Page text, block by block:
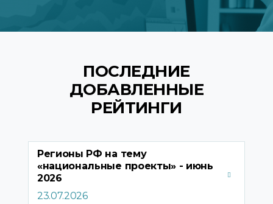
ПОСЛЕДНИЕ
ДОБАВЛЕННЫЕ
РЕЙТИНГИ
Регионы РФ на тему
«национальные проекты» - июнь
2026
23.07.2026